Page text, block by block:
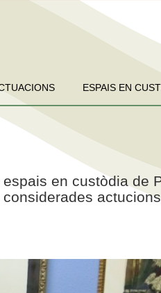
ESPAIS EN
en custòdia de